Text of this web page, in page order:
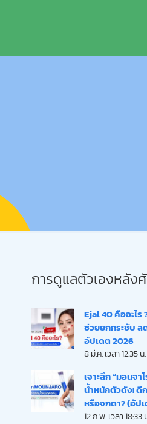
การดูแลตัวเองหลัง
Ejal 40 คืออะไ
ช่วยยกกระชับ ล
อัปเดต 2026
8 มี.ค. เวลา 12:35 น.
เจาะลึก “มอนจ
น้ำหนักตัวดัง! ดี
หรือจกตา? (อัป
12 ก.พ. เวลา 18:33